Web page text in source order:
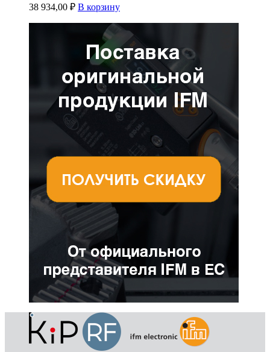
38 934,00 ₽ В корзину